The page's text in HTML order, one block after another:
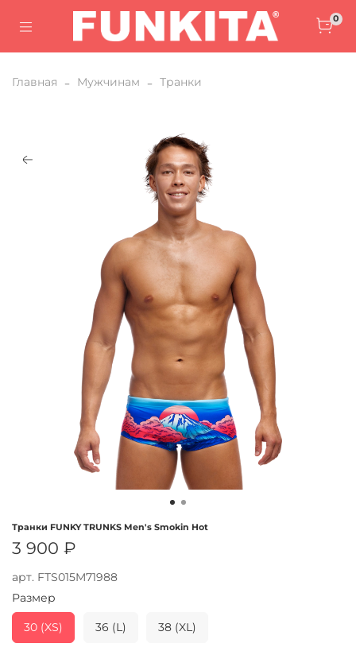
0
Главная Мужчинам Транки
арт. FTS015M71988
Транки FUNKY TRUNKS Men's Smokin Hot
3 900 ₽
Размер
30 (XS) 36 (L) 38 (XL)